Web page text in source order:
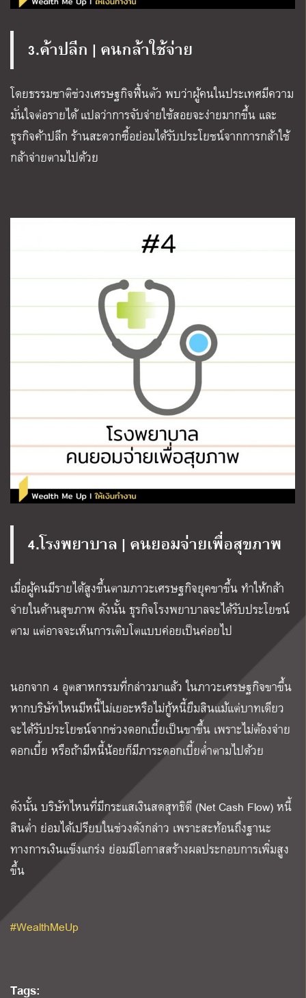
3.ค้าปลีก | คนกล้าใช้จ่าย
โดยธรรมชาติช่วงเศรษฐกิจฟื้นตัว พบว่าผู้คนในประเทศมีความ
มั่นใจต่อรายได้ แปลว่าการจับจ่ายใช้สอยจะง่ายมากขึ้น และ
ธุรกิจค้าปลีก ร้านสะดวกซื้อย่อมได้รับประโยชน์จากการกล้าใช้
กล้าจ่ายตามไปด้วย
4.โรงพยาบาล | คนยอมจ่ายเพื่อสุขภาพ
เมื่อผู้คนมีรายได้สูงขึ้นตามภาวะเศรษฐกิจยุคขาขึ้น ทำให้กล้า
จ่ายในด้านสุขภาพ ดังนั้น ธุรกิจโรงพยาบาลจะได้รับประโยชน์
ตาม แต่อาจจะเห็นการเติบโตแบบค่อยเป็นค่อยไป
นอกจาก 4 อุตสาหกรรมที่กล่าวมาแล้ว ในภาวะเศรษฐกิจขาขึ้น
หากบริษัทไหนมีหนี้ไม่เยอะหรือไม่กู้หนี้ยืมสินแม้แต่บาทเดียว
จะได้รับประโยชน์จากช่วงดอกเบี้ยเป็นขาขึ้น เพราะไม่ต้องจ่าย
ดอกเบี้ย หรือถ้ามีหนี้น้อยก็มีภาระดอกเบี้ยต่ำตามไปด้วย
ดังนั้น บริษัทไหนที่มีกระแสเงินสดสุทธิดี (Net Cash Flow)หนี้
สินต่ำ ย่อมได้เปรียบในช่วงดังกล่าว เพราะสะท้อนถึงฐานะ
ทางการเงินแข็งแกร่ง ย่อมมีโอกาสสร้างผลประกอบการเพิ่มสูง
ขึ้น
#WealthMeUp
Tags: